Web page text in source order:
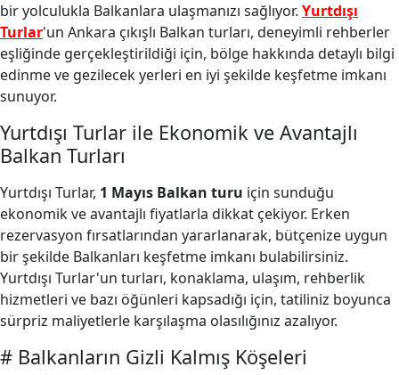
bir yolculukla Balkanlara ulaşmanızı sağlıyor. Yurtdışı
Turlar'un Ankara çıkışlı Balkan turları, deneyimli rehberler
eşliğinde gerçekleştirildiği için, bölge hakkında detaylı bilgi
edinme ve gezilecek yerleri en iyi şekilde keşfetme imkanı
sunuyor.
Yurtdışı Turlar ile Ekonomik ve Avantajlı
Balkan Turları
Yurtdışı Turlar, 1 Mayıs Balkan turu için sunduğu
ekonomik ve avantajlı fiyatlarla dikkat çekiyor. Erken
rezervasyon fırsatlarından yararlanarak, bütçenize uygun
bir şekilde Balkanları keşfetme imkanı bulabilirsiniz.
Yurtdışı Turlar'un turları, konaklama, ulaşım, rehberlik
hizmetleri ve bazı öğünleri kapsadığı için, tatiliniz boyunca
sürpriz maliyetlerle karşılaşma olasılığınız azalıyor.
# Balkanların Gizli Kalmış Köşeleri